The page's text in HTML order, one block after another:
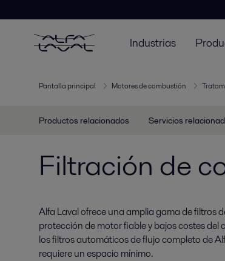
Industrias
Pantalla principal Motores de combustión
Productos relacionados Servicios
Filtración de
Alfa Laval ofrece una amplia gama de filtros
protección de motor fiable y bajos costes
los filtros automáticos de flujo completo de
requiere un espacio mínimo.